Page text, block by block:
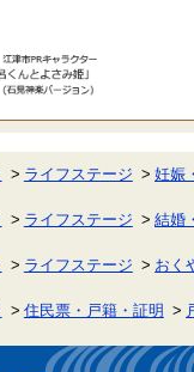
ライフステージ 妊娠
ライフステージ 結婚
ライフステージ おく
住民票・戸籍・証明